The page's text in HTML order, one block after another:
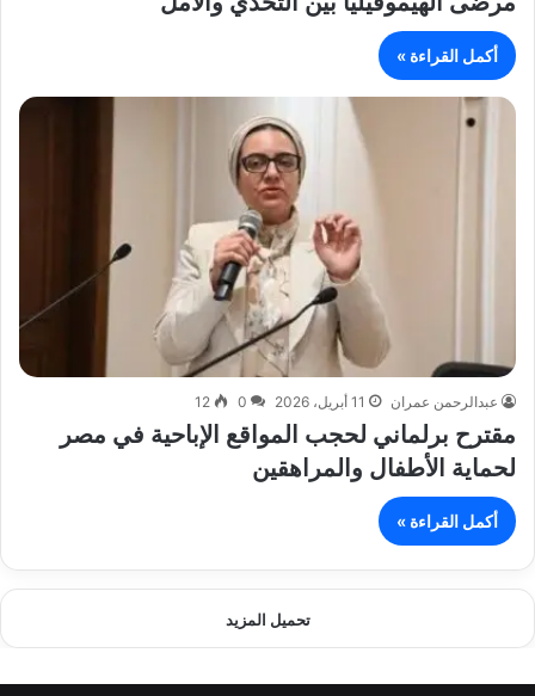
أكمل القراءة »
عبدالرحمن عمران 11 أبريل، 2026 0
12
مقترح برلماني لحجب المواقع الإباحية في مصر
لحماية الأطفال والمراهقين
أكمل القراءة »
تحميل المزيد